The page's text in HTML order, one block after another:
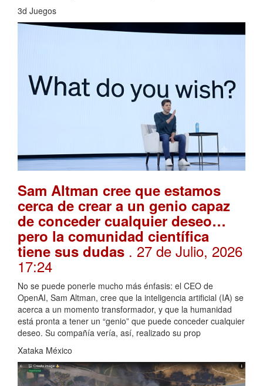
3d Juegos
Sam Altman cree que estamos
cerca de crear a un genio capaz
de conceder cualquier deseo…
pero la comunidad científica
tiene sus dudas . 27 de Julio, 2026
17:24
No se puede ponerle mucho más énfasis: el CEO de
OpenAI, Sam Altman, cree que la inteligencia artificial (IA) se
acerca a un momento transformador, y que la humanidad
está pronta a tener un “genio” que puede conceder cualquier
deseo. Su compañía vería, así, realizado su prop
Xataka México